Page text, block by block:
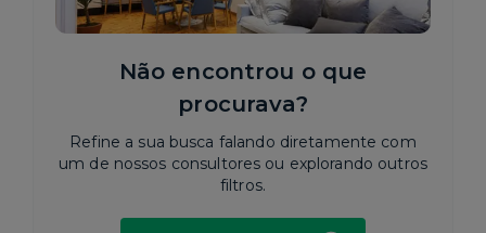
Não encontrou o que
procurava?
Refine a sua busca falando diretamente com
um de nossos consultores ou explorando outros
filtros.